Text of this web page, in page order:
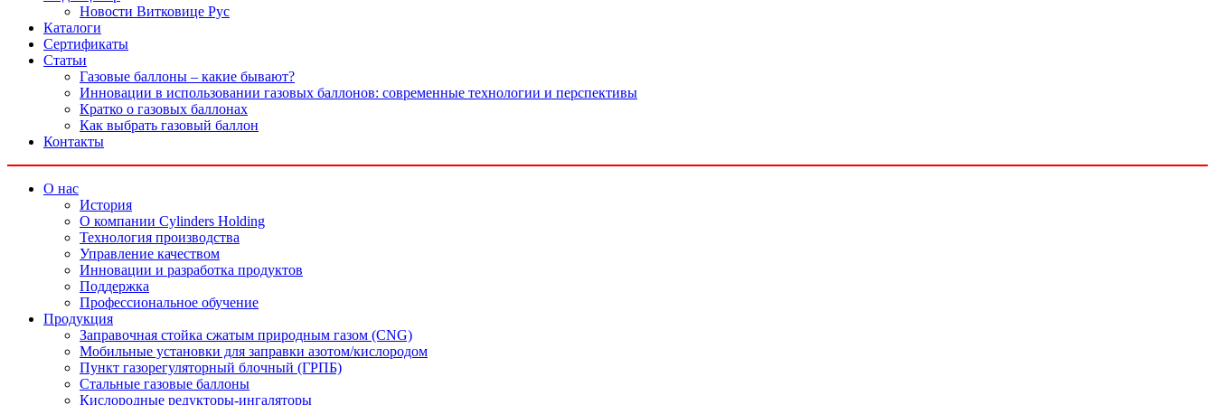
Новости Витковице Рус
Каталоги
Сертификаты
Статьи
Газовые баллоны – какие бывают?
Инновации в использовании газовых баллонов: современные технологии и перспективы
Кратко о газовых баллонах
Как выбрать газовый баллон
Контакты
О нас
История
О компании Cylinders Holding
Технология производства
Управление качеством
Инновации и разработка продуктов
Поддержка
Профессиональное обучение
Продукция
Заправочная стойка сжатым природным газом (CNG)
Мобильные установки для заправки азотом/кислородом
Пункт газорегуляторный блочный (ГРПБ)
Стальные газовые баллоны
Кислородные редукторы-ингаляторы